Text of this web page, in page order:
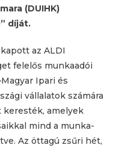
(DUIHK)
díját.
az ALDI
felelős munkaadói
Ipari és
vállalatok számára
keresték, amelyek
mind a munka-
Az öttagú zsűri hét,